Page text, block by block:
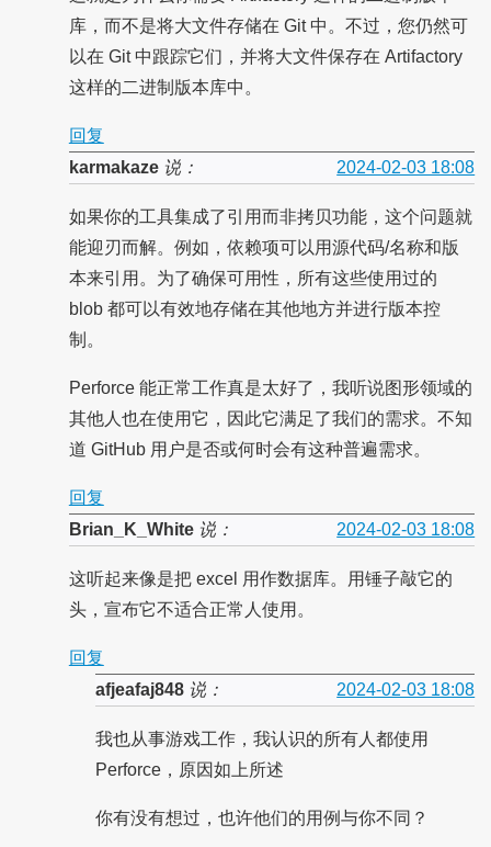
库，而不是将大文件存储在 Git 中。不过，您仍然可
以在 Git 中跟踪它们，并将大文件保存在 Artifactory
这样的二进制版本库中。
回复
karmakaze说： 2024-02-03 18:08
如果你的工具集成了引用而非拷贝功能，这个问题就
能迎刃而解。例如，依赖项可以用源代码/名称和版
本来引用。为了确保可用性，所有这些使用过的
blob 都可以有效地存储在其他地方并进行版本控
制。
Perforce 能正常工作真是太好了，我听说图形领域的
其他人也在使用它，因此它满足了我们的需求。不知
道 GitHub 用户是否或何时会有这种普遍需求。
回复
Brian_K_White说： 2024-02-03 18:08
这听起来像是把 excel 用作数据库。用锤子敲它的
头，宣布它不适合正常人使用。
回复
afjeafaj848说： 2024-02-03 18:08
我也从事游戏工作，我认识的所有人都使用
Perforce，原因如上所述
你有没有想过，也许他们的用例与你不同？